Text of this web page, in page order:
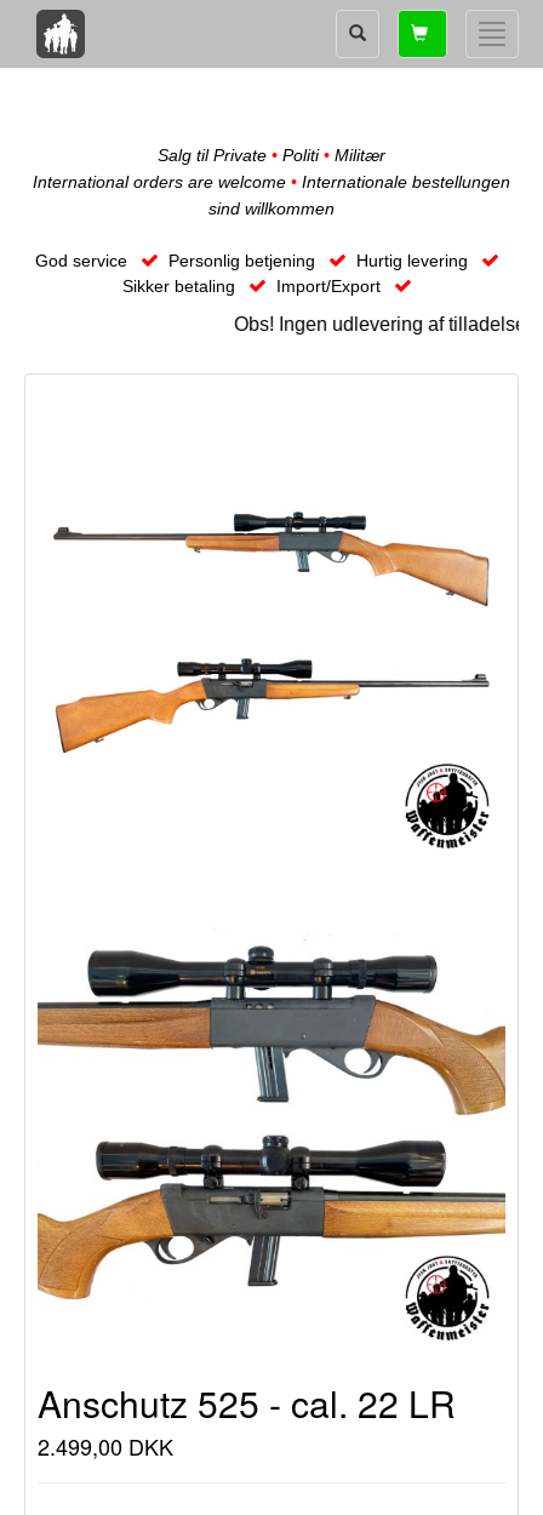
Toggle
Shopping
card
Salg til Private • Politi• Militær
International orders are welcome • Internationale bestellungen
sind willkommen
God service Personlig betjening
Hurtig levering
Sikker betaling
Import/Export
Obs! Ingen udlevering af
Anschutz 525 - cal. 22 LR
2.499,00 DKK